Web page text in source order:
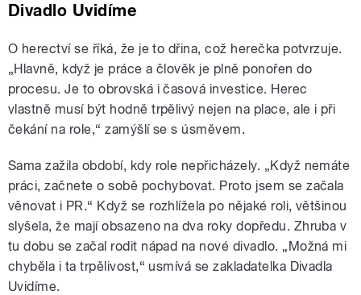
Divadlo Uvidíme
O herectví se říká, že je to dřina, což herečka potvrzuje.
„Hlavně, když je práce a člověk je plně ponořen do
procesu. Je to obrovská i časová investice. Herec
vlastně musí být hodně trpělivý nejen na place, ale i při
čekání na role,“ zamýšlí se s úsměvem.
Sama zažila období, kdy role nepřicházely. „Když nemáte
práci, začnete o sobě pochybovat. Proto jsem se začala
věnovat i PR.“ Když se rozhlížela po nějaké roli, většinou
slyšela, že mají obsazeno na dva roky dopředu. Zhruba v
tu dobu se začal rodit nápad na nové divadlo. „Možná mi
chyběla i ta trpělivost,“ usmívá se zakladatelka Divadla
Uvidíme.